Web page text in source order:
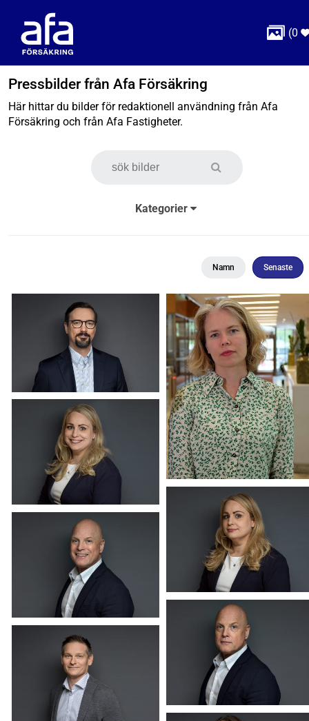
 (0
Pressbilder från Afa Försäkring
Här hittar du bilder för redaktionell användning från Afa
Försäkring och från Afa Fastigheter.
Kategorier
Namn Senaste